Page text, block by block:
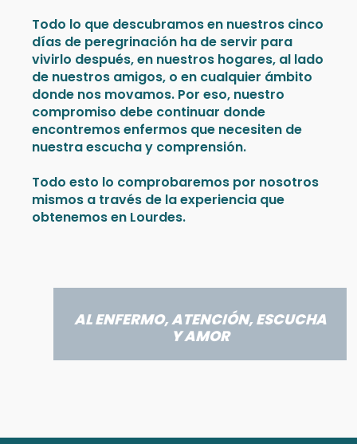
Todo lo que descubramos en nuestros cinco
días de peregrinación ha de servir para
vivirlo después, en nuestros hogares, al lado
de nuestros amigos, o en cualquier ámbito
donde nos movamos. Por eso, nuestro
compromiso debe continuar donde
encontremos enfermos que necesiten de
nuestra escucha y comprensión.
Todo esto lo comprobaremos por nosotros
mismos a través de la experiencia que
obtenemos en Lourdes.
AL ENFERMO, ATENCIÓN, ESCUCHA
Y AMOR